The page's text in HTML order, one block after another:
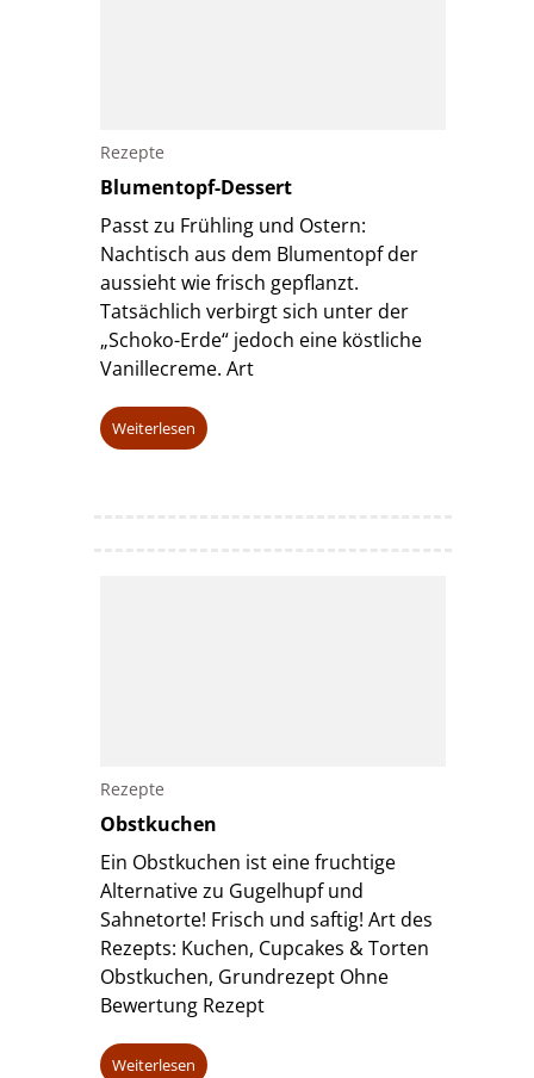
Rezepte
Blumentopf-Dessert
Passt zu Frühling und Ostern:
Nachtisch aus dem Blumentopf der
aussieht wie frisch gepflanzt.
Tatsächlich verbirgt sich unter der
„Schoko-Erde“ jedoch eine köstliche
Vanillecreme. Art
Weiterlesen
Rezepte
Obstkuchen
Ein Obstkuchen ist eine fruchtige
Alternative zu Gugelhupf und
Sahnetorte! Frisch und saftig! Art des
Rezepts: Kuchen, Cupcakes & Torten
Obstkuchen, Grundrezept Ohne
Bewertung Rezept
Weiterlesen